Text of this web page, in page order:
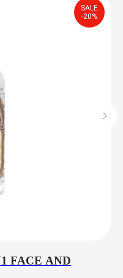
SALE
-20%
FACE AND